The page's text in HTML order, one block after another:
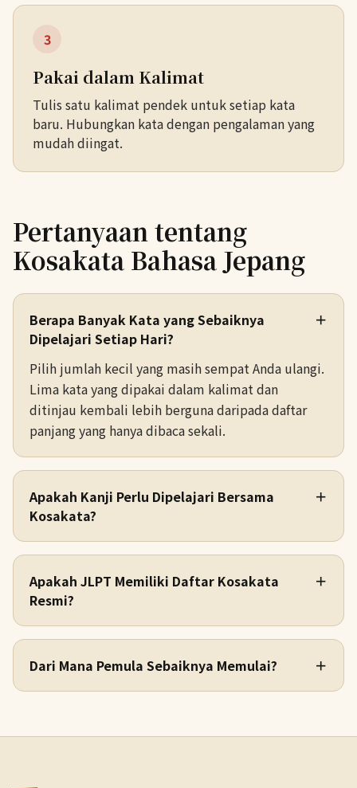
3
Pakai dalam Kalimat
Tulis satu kalimat pendek untuk setiap kata
baru. Hubungkan kata dengan pengalaman yang
mudah diingat.
Pertanyaan tentang
Kosakata Bahasa Jepang
Berapa Banyak Kata yang Sebaiknya
Dipelajari Setiap Hari?
＋
Pilih jumlah kecil yang masih sempat Anda ulangi.
Lima kata yang dipakai dalam kalimat dan
ditinjau kembali lebih berguna daripada daftar
panjang yang hanya dibaca sekali.
Apakah Kanji Perlu Dipelajari Bersama
Kosakata?
＋
Apakah JLPT Memiliki Daftar Kosakata
Resmi?
＋
Dari Mana Pemula Sebaiknya Memulai? ＋